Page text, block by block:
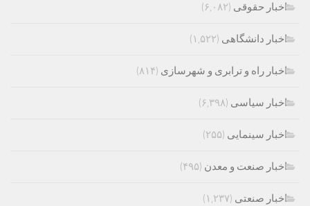
اخبار حقوقی (۶,۰۸۲)
اخبار دانشگاهی (۱,۵۲۲)
اخبار راه و ترابری و شهرسازی (۸۱۴)
اخبار سیاسی (۶,۳۹۸)
اخبار سینمایی (۲۵۵)
اخبار صنعت و معدن (۴۹۵)
اخبار صنعتی (۱,۲۳۷)